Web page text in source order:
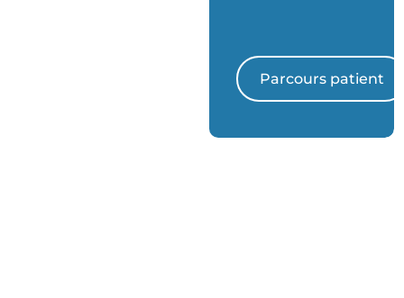
Parcours patient